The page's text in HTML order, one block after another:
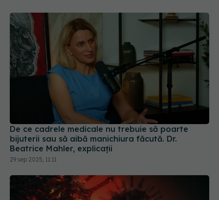
De ce cadrele medicale nu trebuie să poarte
bijuterii sau să aibă manichiura făcută. Dr.
Beatrice Mahler, explicații
29 sep 2025, 11:11